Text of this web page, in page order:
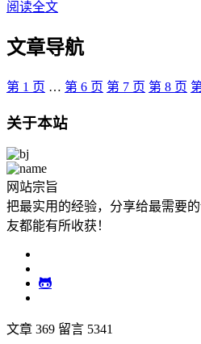
阅读全文
文章导航
第 1 页 … 第 6 页 第 7 页 第 8 页
关于本站
网站宗旨
把最实用的经验，分享给最需要
友都能有所收获！
文章 369 留言 5341